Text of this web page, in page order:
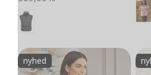
pris
CpTONELLA
-
nyhed
-